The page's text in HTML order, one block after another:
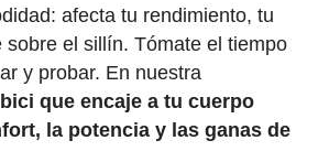
afecta tu rendimiento, tu
sobre el sillín. Tómate el tiempo
y probar. En nuestra
que encaje a tu cuerpo
la potencia y las ganas de